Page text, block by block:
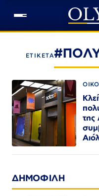
ΕΤΙΚΕΤΑ
της
ΔΗΜΟΦΙΛΗ